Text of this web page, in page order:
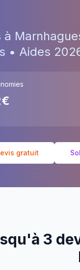
à
• Aides
€
gratuit
3